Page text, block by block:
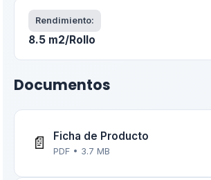
Rendimiento:
8.5 m2/Rollo
Documentos
📄 Ficha de Producto
PDF • 3.7 MB